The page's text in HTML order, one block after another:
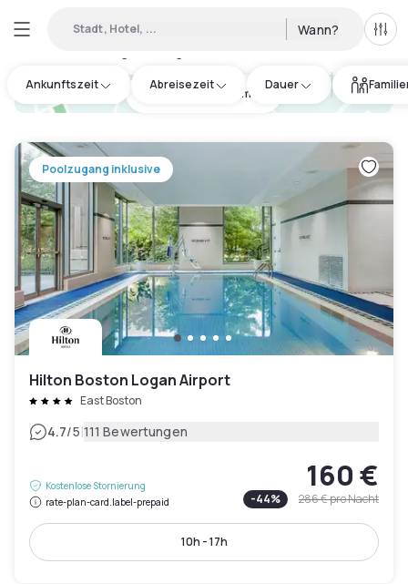
Stadt, Hotel, ... Wann? Alle
Ankunftszeit Abreisezeit Dauer
hotel.cta.view_map
Poolzugang inklusive
Hilton Boston Logan Airport
East Boston
4.7/5|111 Bewertungen
Kostenlose Stornierung
rate-plan-card.label-prepaid
160 €
-44% 286 €pro Nacht
10h - 17h